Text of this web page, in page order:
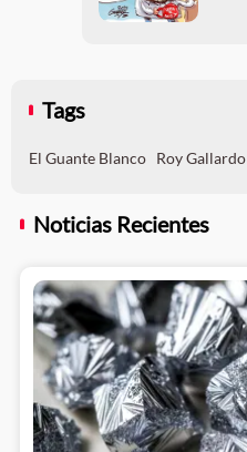
Tags
El Guante Blanco Roy Gallardo
Noticias Recientes